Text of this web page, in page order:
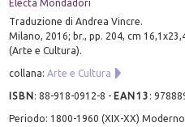
Electa Mondadori
Traduzione di Andrea Vincre.
Milano, 2016; br., pp. 204, cm
(Arte e Cultura).
collana:Arte e Cultura
ISBN:88-918-0912-8 - EAN13 :
Periodo: 1800-1960 (XIX-XX) Moderno